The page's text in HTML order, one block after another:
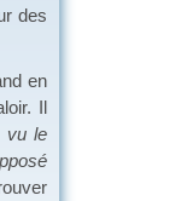
des
en
Il
vu le